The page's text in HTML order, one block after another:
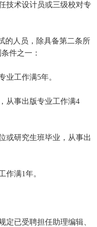
技术设计员或三级校对专
的人员，除具备第二条所
件之一：
业工作满5年。
从事出版专业工作满4
或研究生班毕业，从事出
作满1年。
定已受聘担任助理编辑、